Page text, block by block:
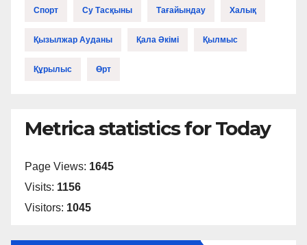
Спорт Су Тасқыны Тағайындау Халық
Қызылжар Ауданы Қала Әкімі Қылмыс
Құрылыс Өрт
Metrica statistics for Today
Page Views: 1645
Visits: 1156
Visitors: 1045